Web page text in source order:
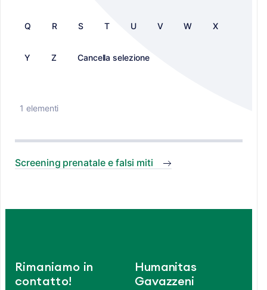
Q R S T U V W X
Y Z Cancella selezione
1 elementi
Screening prenatale e falsi miti
Rimaniamo in
contatto!
Humanitas
Gavazzeni